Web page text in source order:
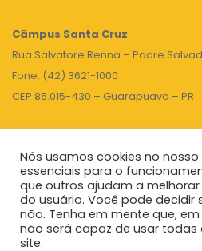
Câmpus Santa Cruz
Rua Salvatore Renna – Padre
Fone: (42) 3621-1000
CEP 85.015-430 – Guarapuava – PR
TOPO
Unicentro |Governo do Paraná
Nós usamos cookies no
essenciais para o
que outros ajudam a melhorar
do usuário. Você pode decidir
não. Tenha em mente que,
não será capaz de usar
site.